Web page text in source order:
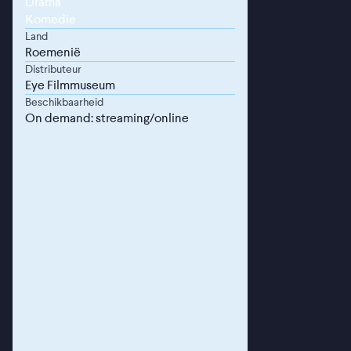
Komedie
Land
Roemenië
Distributeur
Eye Filmmuseum
Beschikbaarheid
On demand: streaming/online